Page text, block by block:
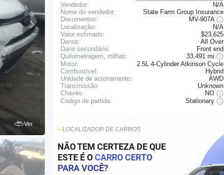
Ver
Vendedor:
N/A
Nome do vendedor:
State Farm Group Insurance
Documentos:
MV-907A
Localização:
N/A
Valor estimado:
$23,625
Danos:
All Over
Dano secundário:
Front end
Quilometragem, milhas:
33,491 mi
Motor:
2.5L 4-Cylinder Atkinson Cycle
Combustível:
Hybrid
Unidade de acionamento:
AWD
Transmissão:
Unknown
Chaves:
NO
Código de partida:
Stationary
LOCALIZADOR DE CARROS
NÃO TEM CERTEZA DE QUE
ESTE É OCARRO CERTO
PARA VOCÊ?